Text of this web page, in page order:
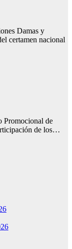
Damas y
certamen nacional
Promocional de
de los…